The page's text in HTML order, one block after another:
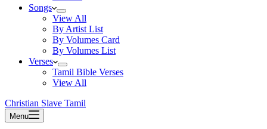
Songs
View All
By Artist List
By Volumes Card
By Volumes List
Verses
Tamil Bible Verses
View All
Christian Slave Tamil
Menu